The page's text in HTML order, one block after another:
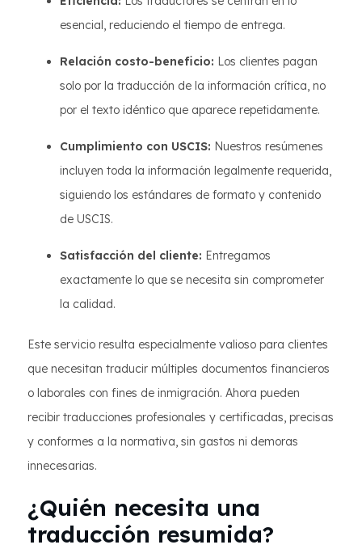
esencial, reduciendo el tiempo de entrega.
Relación costo-beneficio: Los clientes pagan
solo por la traducción de la información crítica, no
por el texto idéntico que aparece repetidamente.
Cumplimiento con USCIS: Nuestros resúmenes
incluyen toda la información legalmente requerida,
siguiendo los estándares de formato y contenido
de USCIS.
Satisfacción del cliente: Entregamos
exactamente lo que se necesita sin comprometer
la calidad.
Este servicio resulta especialmente valioso para clientes
que necesitan traducir múltiples documentos financieros
o laborales con fines de inmigración. Ahora pueden
recibir traducciones profesionales y certificadas, precisas
y conformes a la normativa, sin gastos ni demoras
innecesarias.
¿Quién necesita una
traducción resumida?